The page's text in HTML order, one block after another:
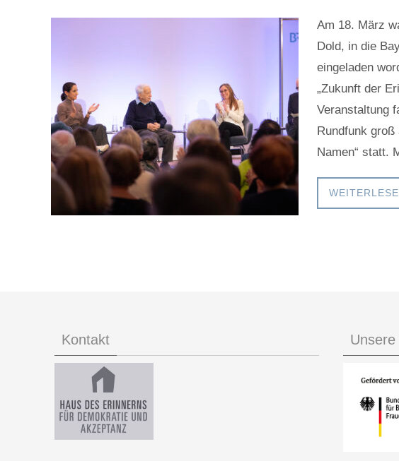
Am 18. März
Dold, in die
eingeladen
„Zukunft der
Veranstaltung
Rundfunk groß
Namen“ statt.
Kontakt